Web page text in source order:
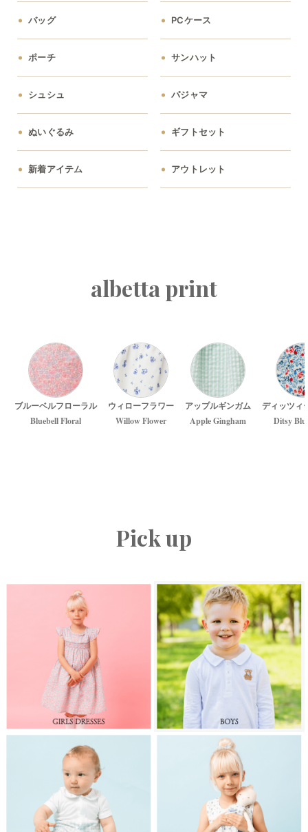
バッグ PCケース
ポーチ サンハット
シュシュ パジャマ
ぬいぐるみ ギフトセット
新着アイテム アウトレット
albetta print
ブルーベルフローラル
Bluebell Floral
ウィローフラワー
Willow Flower
アップルギンガム
Apple Gingham
ディッツィ
Ditsy
Pick up